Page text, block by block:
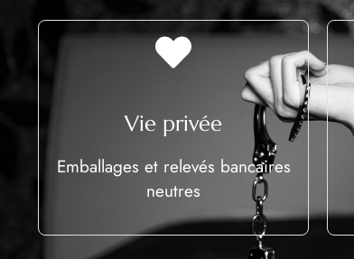
Vie privée
Emballages et relevés bancaires
neutres